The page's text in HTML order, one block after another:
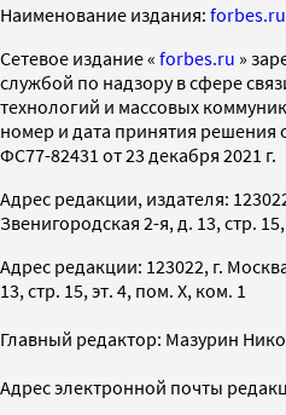
Наименование издания: forbes.ru
Cетевое издание « forbes.ru »
службой по надзору в сфере
технологий и массовых
номер и дата принятия решения
ФС77-82431 от 23 декабря 2021 г.
Адрес редакции, издателя:
Звенигородская 2-я, д. 13, стр.
Адрес редакции: 123022, г.
13, стр. 15, эт. 4, пом. X, ком. 1
Главный редактор: Мазурин
Адрес электронной почты